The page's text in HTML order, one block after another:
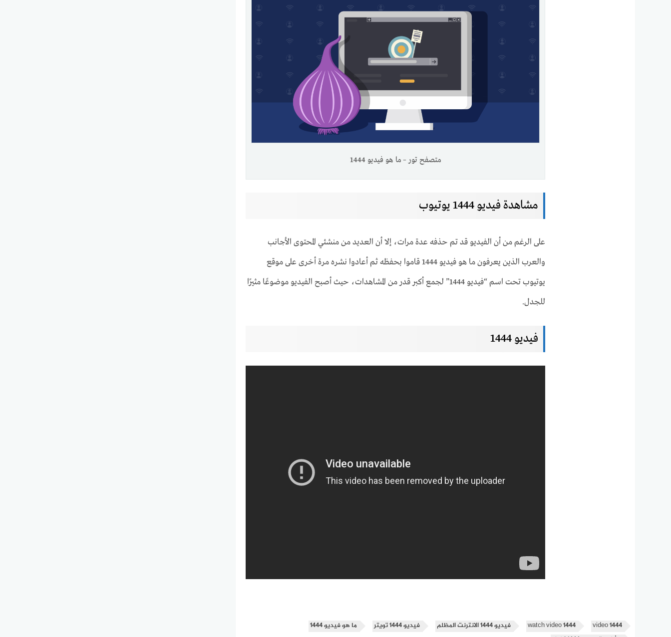
متصفح تور – ما هو فيديو 1444
مشاهدة فيديو 1444 يوتيوب
على الرغم من أن الفيديو قد تم حذفه عدة مرات، إلا أن العديد من منشئي المحتوى الأجانب
والعرب الذين يعرفون ما هو فيديو 1444 قاموا بحفظه ثم أعادوا نشره مرة أخرى على موقع
يوتيوب تحت اسم “فيديو 1444” لجمع أكبر قدر من المشاهدات، حيث أصبح الفيديو موضوعًا مثيرًا
للجدل.
فيديو 1444
video 1444
watch video 1444 فيديو 1444 الانترنت المظلم فيديو 1444 تويتر
ما هو فيديو 1444